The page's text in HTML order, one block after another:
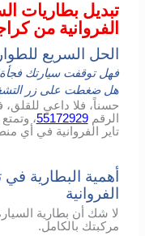
تبديل بطاريات
الفروانية من
الحل السريع
فهل توقفت سيارتك
هل ضغطت على زر
حسناً، فلا داعي
الرقم55172929،
تاير الفروانية في أي
أهمية البطارية في
الفروانية
لا شك أن بطارية
مركبتك بالكامل.